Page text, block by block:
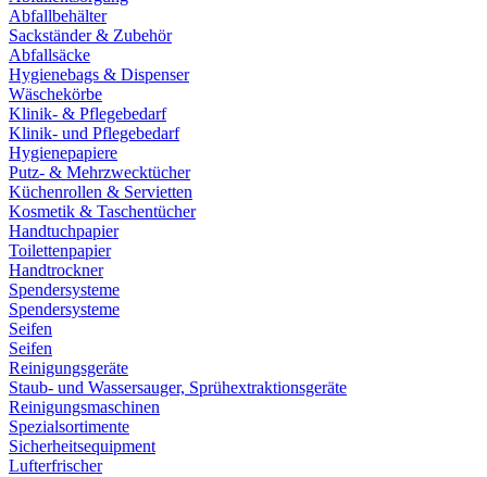
Abfallbehälter
Sackständer & Zubehör
Abfallsäcke
Hygienebags & Dispenser
Wäschekörbe
Klinik- & Pflegebedarf
Klinik- und Pflegebedarf
Hygienepapiere
Putz- & Mehrzwecktücher
Küchenrollen & Servietten
Kosmetik & Taschentücher
Handtuchpapier
Toilettenpapier
Handtrockner
Spendersysteme
Spendersysteme
Seifen
Seifen
Reinigungsgeräte
Staub- und Wassersauger, Sprühextraktionsgeräte
Reinigungsmaschinen
Spezialsortimente
Sicherheitsequipment
Lufterfrischer